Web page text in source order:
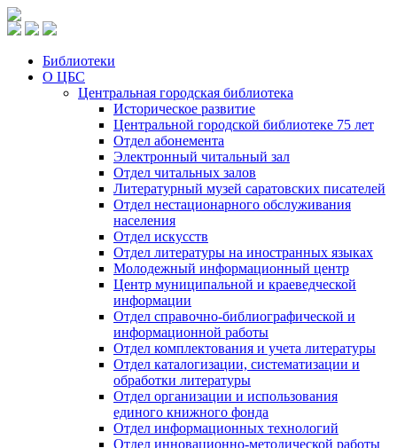
Библиотеки
О ЦБС
Центральная городская библиотека
Историческое развитие
Центральной городской библиотеке 75 лет
Отдел абонемента
Электронный читальный зал
Отдел читальных залов
Литературный музей саратовских писателей
Отдел нестационарного обслуживания
населения
Отдел искусств
Отдел литературы на иностранных языках
Молодежный информационный центр
Центр муниципальной и краеведческой
информации
Отдел справочно-библиографической и
информационной работы
Отдел комплектования и учета литературы
Отдел каталогизации, систематизации и
обработки литературы
Отдел организации и использования
единого книжного фонда
Отдел информационных технологий
Отдел инновационно-методической работы